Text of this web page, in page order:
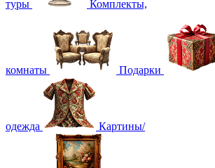
туры Комплекты,
комнаты Подарки
одежда Картины/